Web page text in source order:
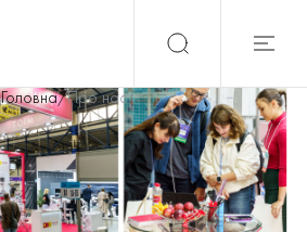
Головна/Про нас